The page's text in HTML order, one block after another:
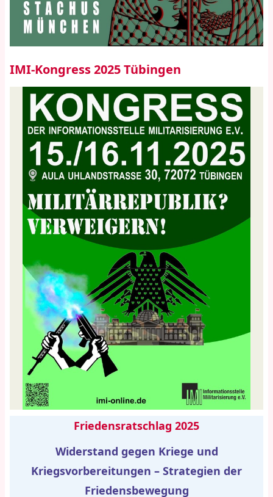
IMI-Kongress 2025 Tübingen
Friedensratschlag 2025
Widerstand gegen Kriege und
Kriegsvorbereitungen – Strategien der
Friedensbewegung